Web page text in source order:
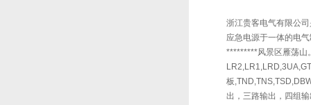
浙江贵客电气有限公
应急电源于一体的电
*********风景区雁荡山
板
出，三路输出，四组